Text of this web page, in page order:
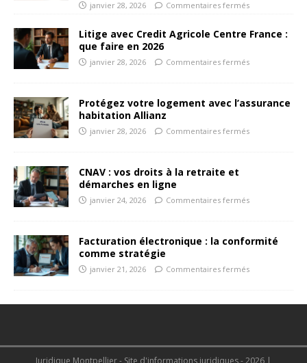
janvier 28, 2026 Commentaires fermés
Litige avec Credit Agricole Centre France :
que faire en 2026
janvier 28, 2026 Commentaires fermés
Protégez votre logement avec l’assurance
habitation Allianz
janvier 28, 2026 Commentaires fermés
CNAV : vos droits à la retraite et
démarches en ligne
janvier 24, 2026 Commentaires fermés
Facturation électronique : la conformité
comme stratégie
janvier 21, 2026 Commentaires fermés